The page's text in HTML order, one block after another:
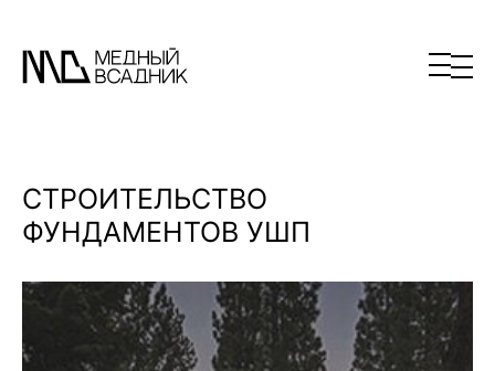
СТРОИТЕЛЬСТВО
ФУНДАМЕНТОВ УШП